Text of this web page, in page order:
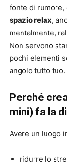
fonte di rumore,
spazio relax,
mentalmente,
Non servono
pochi elementi
angolo tutto tuo.
Perché
mini) fa la
Avere un luogo
ridurre lo